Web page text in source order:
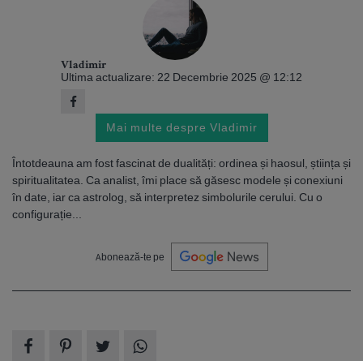
Vladimir
Ultima actualizare: 22 Decembrie 2025 @ 12:12
Mai multe despre Vladimir
Întotdeauna am fost fascinat de dualități: ordinea și haosul, știința și
spiritualitatea. Ca analist, îmi place să găsesc modele și conexiuni
în date, iar ca astrolog, să interpretez simbolurile cerului. Cu o
configurație...
Abonează-te pe